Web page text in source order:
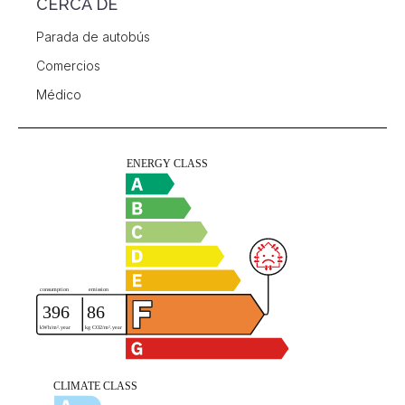
CERCA DE
Parada de autobús
Comercios
Médico